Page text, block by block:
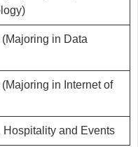
in Data
in Internet of
Hospitality and Events